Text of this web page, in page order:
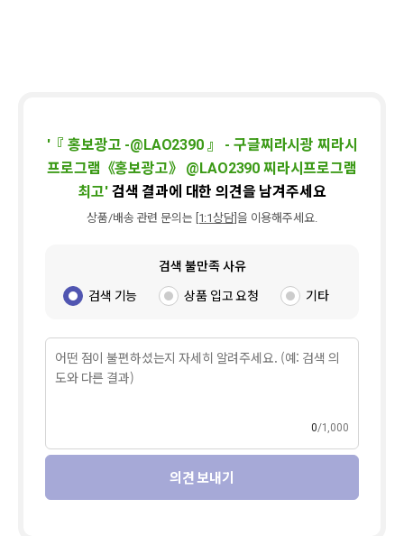
'『 홍보광고 -@LAO2390 』 - 구글찌라시광 찌라시
프로그램《홍보광고》 @LAO2390 찌라시프로그램
최고'검색 결과에 대한 의견을 남겨주세요
상품/배송 관련 문의는 [1:1상담] 을 이용해주세요.
검색 불만족 사유
검색 기능 상품 입고 요청 기타
0 1,000
의견 보내기